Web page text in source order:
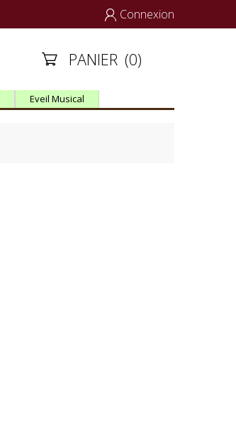
 Connexion
 PANIER (0)
Eveil Musical